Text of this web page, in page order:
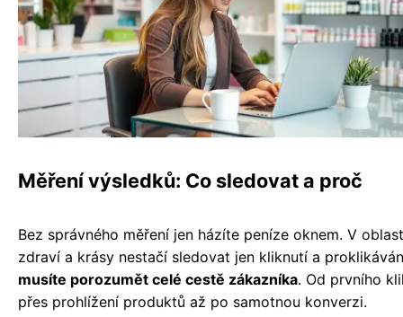
Měření výsledků: Co sledovat a proč
Bez správného měření jen házíte peníze oknem. V
zdraví a krásy nestačí sledovat jen kliknutí a
musíte porozumět celé cestě zákazníka. Od prvního
přes prohlížení produktů až po samotnou konverzi.